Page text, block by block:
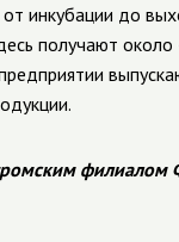
инкубации до
получают
филиалом